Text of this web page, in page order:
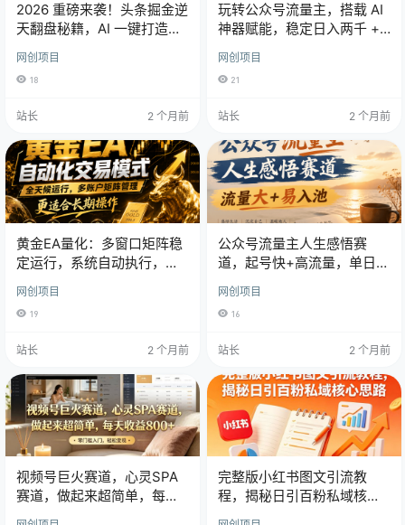
2026 重磅来袭！头条掘金逆
天翻盘秘籍，AI 一键打造爆
款内容，只需简单复制粘
贴，日入 1000 + 轻松实现！
网创项目
18
站长 2 个月前
玩转公众号流量主，搭载 AI
神器赋能，稳定日入两千 +
爆款不断
网创项目
21
站长 2 个月前
黄金EA量化：多窗口矩阵稳
定运行，系统自动执行，收
益空间持续放大
网创项目
19
站长 2 个月前
公众号流量主人生感悟赛
道，起号快+高流量，单日阅
读10w+！
网创项目
16
站长 2 个月前
视频号巨火赛道，心灵SPA
赛道，做起来超简单，每天
收益800+！
完整版小红书图文引流教
程，揭秘日引百粉私域核心
思路